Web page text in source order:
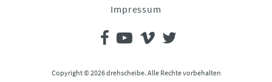
Impressum
Copyright © 2026 drehscheibe. Alle Rechte vorbehalten